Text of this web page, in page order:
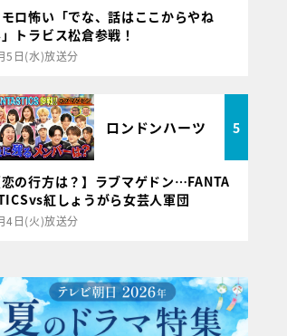
ロ怖い「でな、話はここからやね
トラビス松倉参戦！
5日(水)放送分
ロンドンハーツ 5
恋の行方は？】ラブマゲドン…FANTA
紅しょうがら女芸人軍団
4日(火)放送分